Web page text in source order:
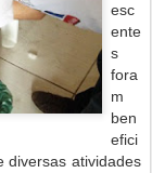
esc
ente
s
fora
m
ben
efici
diversas atividades